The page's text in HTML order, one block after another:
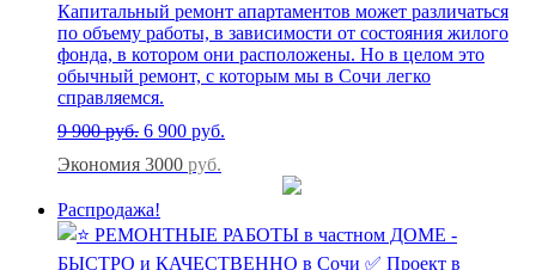
Капитальный ремонт апартаментов может различаться
по объему работы, в зависимости от состояния жилого
фонда, в котором они расположены. Но в целом это
обычный ремонт, с которым мы в Сочи легко
справляемся.
9 900руб. 6 900 руб.
Экономия 3000 руб.
Распродажа!